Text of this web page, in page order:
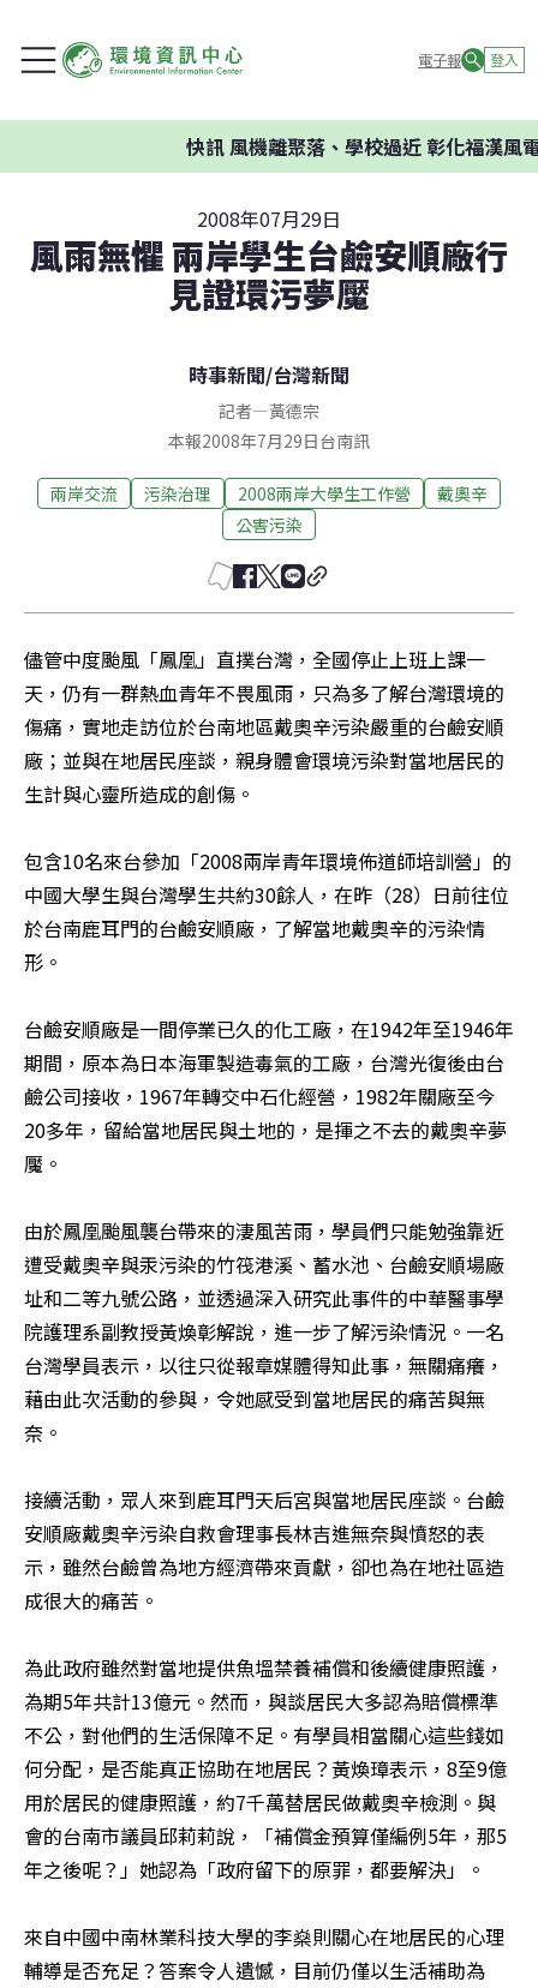
電子報 登入
快訊風機離聚落、學校過近 彰化福漢風電
2008年07月29日
風雨無懼 兩岸學生台鹼安順廠行
見證環污夢魘
時事新聞/台灣新聞
記者—黃德宗
本報2008年7月29日台南訊
兩岸交流 污染治理 2008兩岸大學生工作營
戴奧辛
公害污染
儘管中度颱風「鳳凰」直撲台灣，全國停止上班上課一
天，仍有一群熱血青年不畏風雨，只為多了解台灣環境的
傷痛，實地走訪位於台南地區戴奧辛污染嚴重的台鹼安順
廠；並與在地居民座談，親身體會環境污染對當地居民的
生計與心靈所造成的創傷。
包含10名來台參加「2008兩岸青年環境佈道師培訓營」的
中國大學生與台灣學生共約30餘人，在昨（28）日前往位
於台南鹿耳門的台鹼安順廠，了解當地戴奧辛的污染情
形。
台鹼安順廠是一間停業已久的化工廠，在1942年至1946年
期間，原本為日本海軍製造毒氣的工廠，台灣光復後由台
鹼公司接收，1967年轉交中石化經營，1982年關廠至今
20多年，留給當地居民與土地的，是揮之不去的戴奧辛夢
魘。
由於鳳凰颱風襲台帶來的淒風苦雨，學員們只能勉強靠近
遭受戴奧辛與汞污染的竹筏港溪、蓄水池、台鹼安順場廠
址和二等九號公路，並透過深入研究此事件的中華醫事學
院護理系副教授黃煥彰解說，進一步了解污染情況。一名
台灣學員表示，以往只從報章媒體得知此事，無關痛癢，
藉由此次活動的參與，令她感受到當地居民的痛苦與無
奈。
接續活動，眾人來到鹿耳門天后宮與當地居民座談。台鹼
安順廠戴奧辛污染自救會理事長林吉進無奈與憤怒的表
示，雖然台鹼曾為地方經濟帶來貢獻，卻也為在地社區造
成很大的痛苦。
為此政府雖然對當地提供魚塭禁養補償和後續健康照護，
為期5年共計13億元。然而，與談居民大多認為賠償標準
不公，對他們的生活保障不足。有學員相當關心這些錢如
何分配，是否能真正協助在地居民？黃煥璋表示，8至9億
用於居民的健康照護，約7千萬替居民做戴奧辛檢測。與
會的台南市議員邱莉莉說，「補償金預算僅編例5年，那5
年之後呢？」她認為「政府留下的原罪，都要解決」。
來自中國中南林業科技大學的李燊則關心在地居民的心理
輔導是否充足？答案令人遺憾，目前仍僅以生活補助為